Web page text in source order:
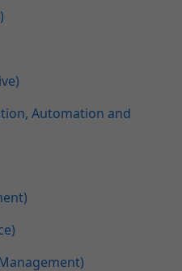
Automation and